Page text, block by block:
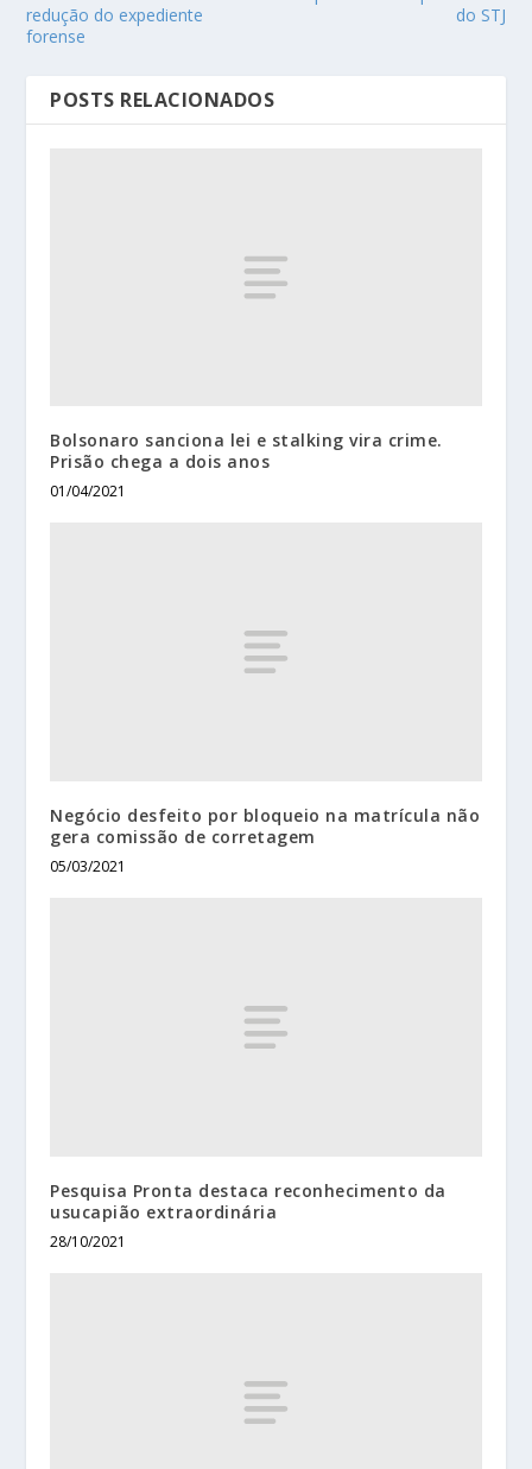
redução do expediente
forense
do STJ
POSTS RELACIONADOS
Bolsonaro sanciona lei e stalking vira crime.
Prisão chega a dois anos
01/04/2021
Negócio desfeito por bloqueio na matrícula não
gera comissão de corretagem
05/03/2021
Pesquisa Pronta destaca reconhecimento da
usucapião extraordinária
28/10/2021